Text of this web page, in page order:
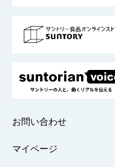
採用情報
お問い合わせ
マイページ